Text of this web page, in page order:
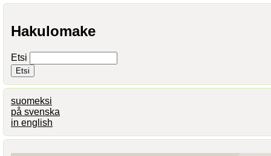
Hakulomake
Etsi
suomeksi
på svenska
in english